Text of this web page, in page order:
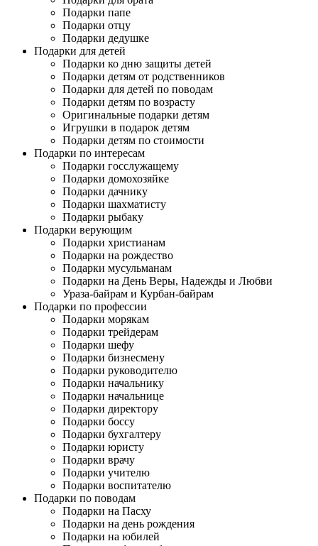
Подарки папе
Подарки отцу
Подарки дедушке
Подарки для детей
Подарки ко дню защиты детей
Подарки детям от родственников
Подарки для детей по поводам
Подарки детям по возрасту
Оригинальные подарки детям
Игрушки в подарок детям
Подарки детям по стоимости
Подарки по интересам
Подарки госслужащему
Подарки домохозяйке
Подарки дачнику
Подарки шахматисту
Подарки рыбаку
Подарки верующим
Подарки христианам
Подарки на рождество
Подарки мусульманам
Подарки на День Веры, Надежды и Любви
Ураза-байрам и Курбан-байрам
Подарки по профессии
Подарки морякам
Подарки трейдерам
Подарки шефу
Подарки бизнесмену
Подарки руководителю
Подарки начальнику
Подарки начальнице
Подарки директору
Подарки боссу
Подарки бухгалтеру
Подарки юристу
Подарки врачу
Подарки учителю
Подарки воспитателю
Подарки по поводам
Подарки на Пасху
Подарки на день рождения
Подарки на юбилей